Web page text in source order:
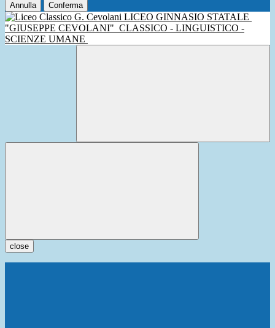
Annulla Conferma
LICEO GINNASIO STATALE
"GIUSEPPE CEVOLANI" CLASSICO - LINGUISTICO -
SCIENZE UMANE
close